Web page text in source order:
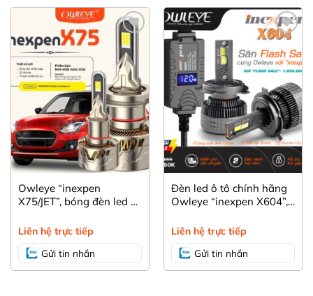
SDFS
SDF
Yêu
thích
Owleye “inexpen
X75/JET”, bóng đèn led ô
khác biệt
Liên hệ trực tiếp
Gửi tin nhắn
Yêu
thích
Đèn led ô tô chính hãng
Owleye “inexpen X604”,
cao “giá hợp lý” cho
Liên hệ trực tiếp
Gửi tin nhắn